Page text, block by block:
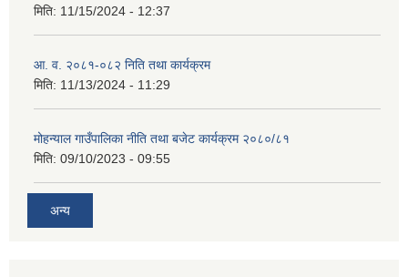
मिति: 11/15/2024 - 12:37
आ. व. २०८१-०८२ निति तथा कार्यक्रम
मिति: 11/13/2024 - 11:29
मोहन्याल गाउँपालिका नीति तथा बजेट कार्यक्रम २०८०/८१
मिति: 09/10/2023 - 09:55
अन्य